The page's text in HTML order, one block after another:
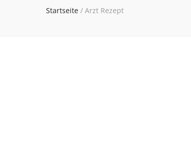
Startseite / Arzt Rezept